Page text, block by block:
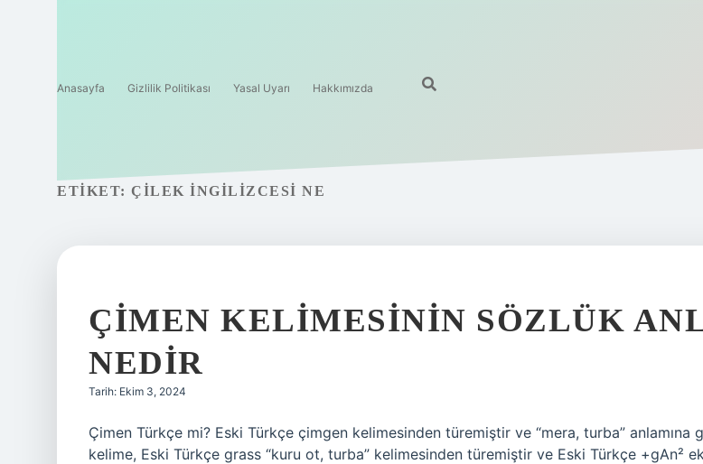
Anasayfa Gizlilik Politikası Yasal Uyarı Hakkımızda
ETIKET: ÇILEK INGILIZCESI NE
ÇIMEN KELIMESININ SÖZLÜK
NEDIR
Tarih: Ekim 3, 2024
Çimen Türkçe mi? Eski Türkçe çimgen kelimesinden türemiştir ve “mera, turba” anlamına
kelime, Eski Türkçe grass “kuru ot, turba” kelimesinden türemiştir ve Eski Türkçe +gAn²